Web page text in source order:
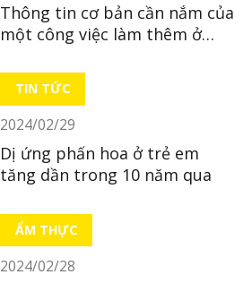
Thông tin cơ bản cần nắm của
một công việc làm thêm ở
TIN TỨC
2024/02/29
Dị ứng phấn hoa ở trẻ em
tăng dần trong 10 năm qua
ẨM THỰC
2024/02/28